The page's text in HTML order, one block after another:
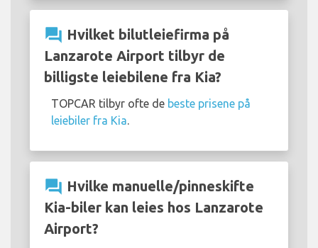
question_answer Hvilket bilutleiefirma på
Lanzarote Airport tilbyr de
billigste leiebilene fra Kia?
TOPCAR tilbyr ofte de beste prisene på
leiebiler fra Kia
question_answer Hvilke manuelle/pinneskifte
Kia-biler kan leies hos Lanzarote
Airport?